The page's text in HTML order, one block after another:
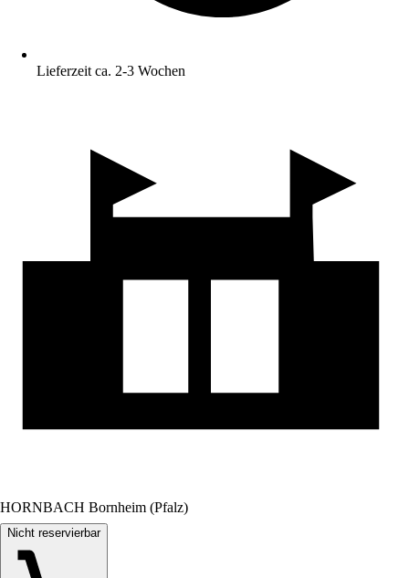
Lieferzeit ca. 2-3 Wochen
HORNBACH Bornheim (Pfalz)
Nicht reservierbar